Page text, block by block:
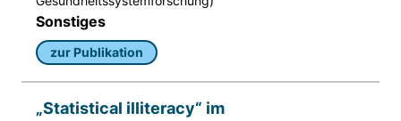
Sonstiges
zur Publikation
„Statistical illiteracy“ im
Zweck:
Frontend Benutzer Identifizierung
Cookie Laufzeit:
Sitzung